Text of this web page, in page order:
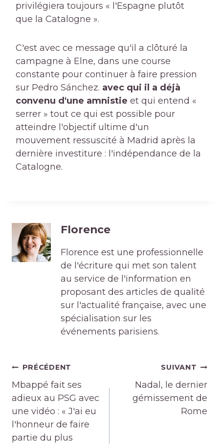
privilégiera toujours « l'Espagne plutôt
que la Catalogne ».
C'est avec ce message qu'il a clôturé la
campagne à Elne, dans une course
constante pour continuer à faire pression
sur Pedro Sánchez. avec qui il a déjà
convenu d'une amnistie et qui entend «
serrer » tout ce qui est possible pour
atteindre l'objectif ultime d'un
mouvement ressuscité à Madrid après la
dernière investiture : l'indépendance de la
Catalogne.
Florence
Florence est une professionnelle
de l'écriture qui met son talent
au service de l'information en
proposant des articles de qualité
sur l'actualité française, avec une
spécialisation sur les
événements parisiens.
Navigation
de
l’article
PRÉCÉDENT
Mbappé fait ses
adieux au PSG avec
une vidéo : « J'ai eu
l'honneur de faire
partie du plus
SUIVANT
Nadal, le dernier
gémissement de
Rome